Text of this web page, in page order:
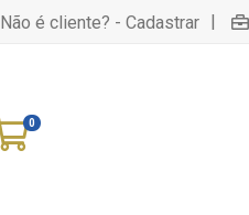
Não é cliente? - Cadastrar |
0